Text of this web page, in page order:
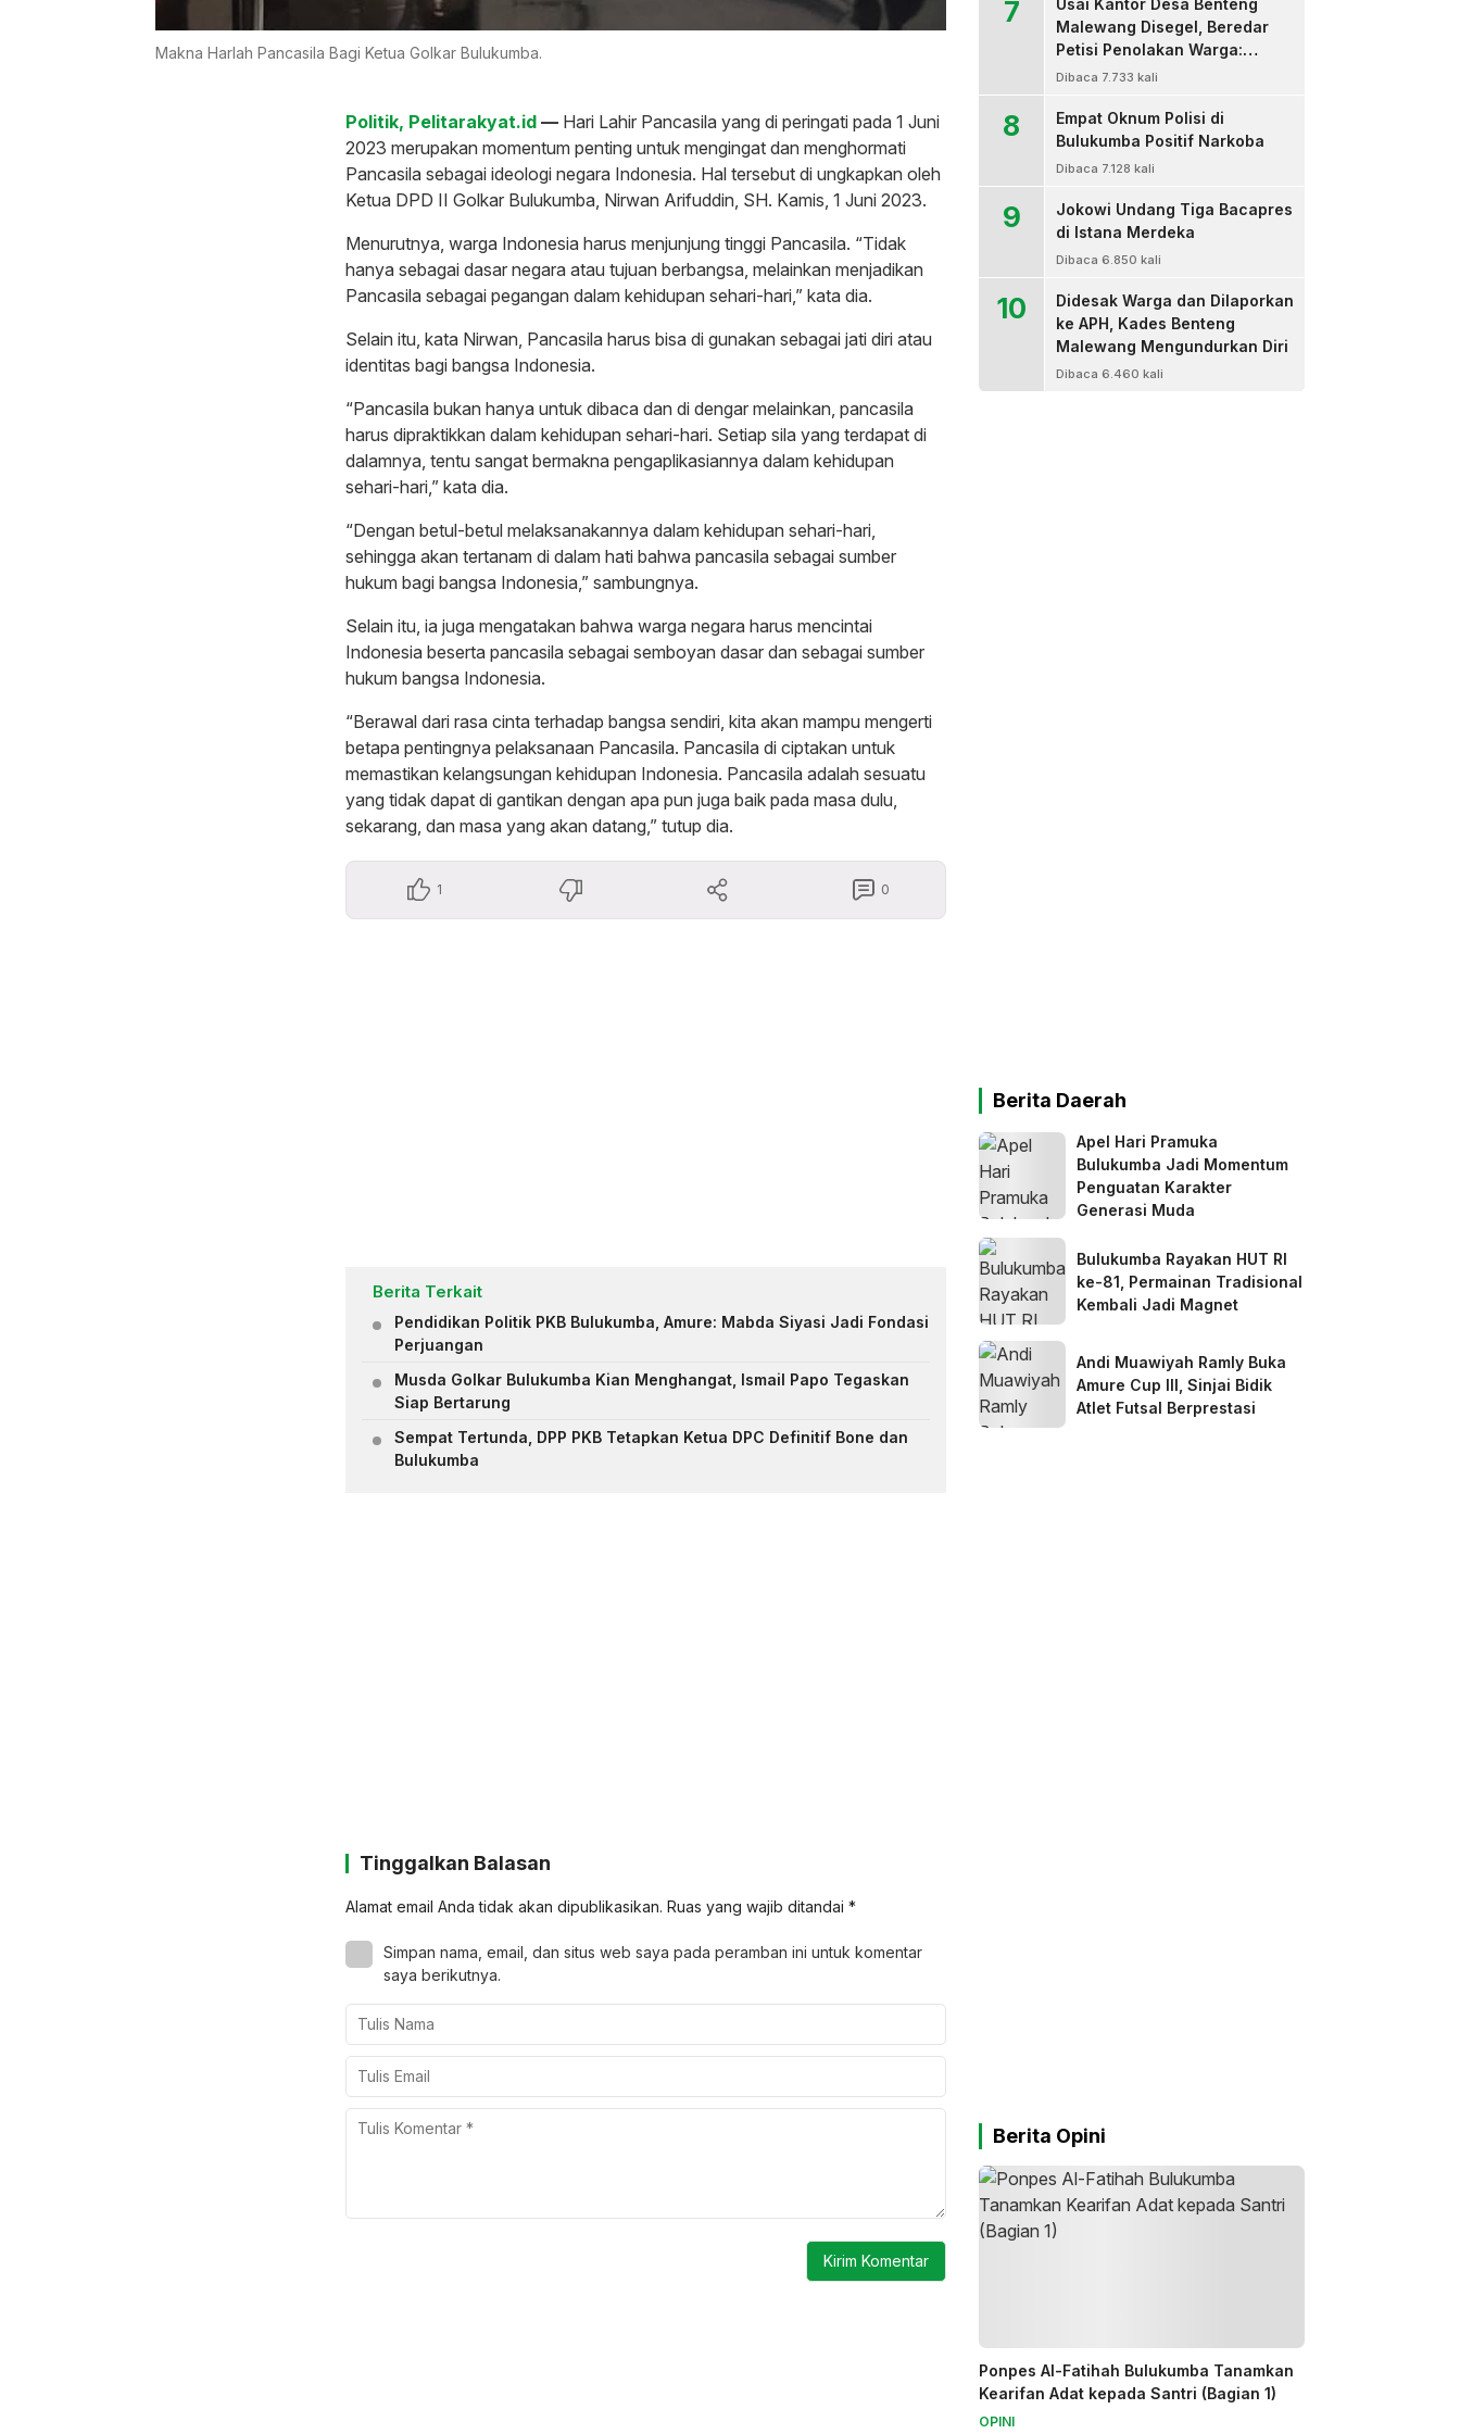
Makna Harlah Pancasila Bagi Ketua Golkar Bulukumba.
Politik, Pelitarakyat.id — Hari Lahir Pancasila yang di peringati pada 1 Juni
2023 merupakan momentum penting untuk mengingat dan menghormati
Pancasila sebagai ideologi negara Indonesia. Hal tersebut di ungkapkan oleh
Ketua DPD II Golkar Bulukumba, Nirwan Arifuddin, SH. Kamis, 1 Juni 2023.
Menurutnya, warga Indonesia harus menjunjung tinggi Pancasila. “Tidak
hanya sebagai dasar negara atau tujuan berbangsa, melainkan menjadikan
Pancasila sebagai pegangan dalam kehidupan sehari-hari,” kata dia.
Selain itu, kata Nirwan, Pancasila harus bisa di gunakan sebagai jati diri atau
identitas bagi bangsa Indonesia.
“Pancasila bukan hanya untuk dibaca dan di dengar melainkan, pancasila
harus dipraktikkan dalam kehidupan sehari-hari. Setiap sila yang terdapat di
dalamnya, tentu sangat bermakna pengaplikasiannya dalam kehidupan
sehari-hari,” kata dia.
“Dengan betul-betul melaksanakannya dalam kehidupan sehari-hari,
sehingga akan tertanam di dalam hati bahwa pancasila sebagai sumber
hukum bagi bangsa Indonesia,” sambungnya.
Selain itu, ia juga mengatakan bahwa warga negara harus mencintai
Indonesia beserta pancasila sebagai semboyan dasar dan sebagai sumber
hukum bangsa Indonesia.
“Berawal dari rasa cinta terhadap bangsa sendiri, kita akan mampu mengerti
betapa pentingnya pelaksanaan Pancasila. Pancasila di ciptakan untuk
memastikan kelangsungan kehidupan Indonesia. Pancasila adalah sesuatu
yang tidak dapat di gantikan dengan apa pun juga baik pada masa dulu,
sekarang, dan masa yang akan datang,” tutup dia.
1 0
Berita Terkait
Pendidikan Politik PKB Bulukumba, Amure: Mabda Siyasi Jadi Fondasi
Perjuangan
Musda Golkar Bulukumba Kian Menghangat, Ismail Papo Tegaskan
Siap Bertarung
Sempat Tertunda, DPP PKB Tetapkan Ketua DPC Definitif Bone dan
Bulukumba
Tinggalkan Balasan
Alamat email Anda tidak akan dipublikasikan. Ruas yang wajib ditandai *
Simpan nama, email, dan situs web saya pada peramban ini untuk komentar
saya berikutnya.
7
Usai Kantor Desa Benteng
Malewang Disegel, Beredar
Petisi Penolakan Warga:
Sekretaris Hingga BPD Turut
Dibaca 7.733 kali
8
Empat Oknum Polisi di
Bulukumba Positif Narkoba
Dibaca 7.128 kali
9
Jokowi Undang Tiga Bacapres
di Istana Merdeka
Dibaca 6.850 kali
10
Didesak Warga dan Dilaporkan
ke APH, Kades Benteng
Malewang Mengundurkan Diri
Dibaca 6.460 kali
Berita Daerah
Apel Hari Pramuka
Bulukumba Jadi Momentum
Penguatan Karakter
Generasi Muda
Bulukumba Rayakan HUT RI
ke-81, Permainan Tradisional
Kembali Jadi Magnet
Andi Muawiyah Ramly Buka
Amure Cup III, Sinjai Bidik
Atlet Futsal Berprestasi
Berita Opini
Ponpes Al-Fatihah Bulukumba Tanamkan
Kearifan Adat kepada Santri (Bagian 1)
OPINI